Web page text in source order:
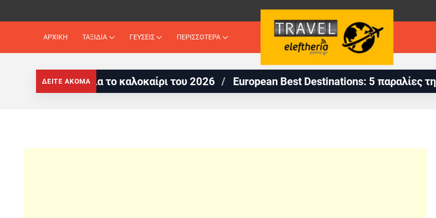
ΑΡΧΙΚΗ ΤΑΞΙΔΙΑ ΓΕΥΣΕΙΣ ΠΕΡΙΣΣΟΤΕΡΑ
ΔΕΙΤΕ ΑΚΟΜΑ
για το καλοκαίρι του 2026 European Best Destinations: 5 παραλίες της